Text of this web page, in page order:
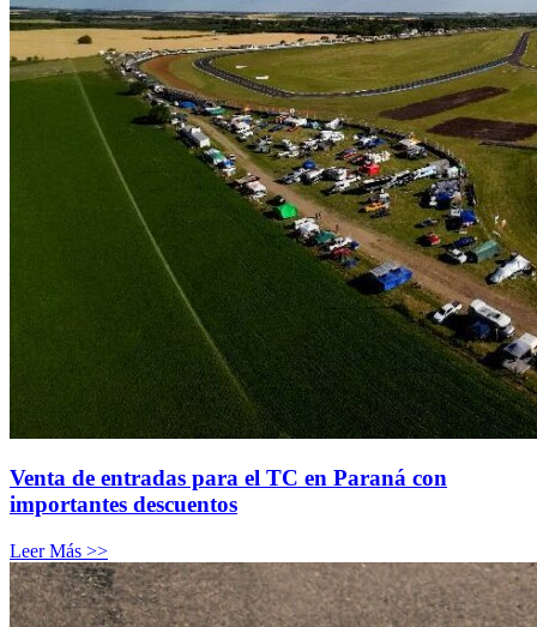
Venta de entradas para el TC en Paraná con
importantes descuentos
Leer Más >>